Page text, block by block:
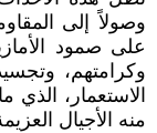
وصولاً إلى
على صمود
وكرامتهم،
الاستعمار، الذي
منه الأجيال